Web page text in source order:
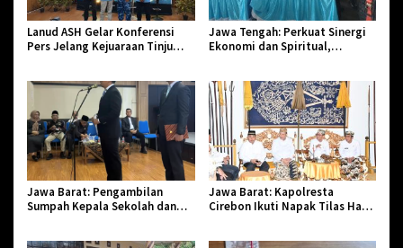
Lanud ASH Gelar Konferensi
Pers Jelang Kejuaraan Tinju
Jawa Tengah: Perkuat Sinergi
Ekonomi dan Spiritual,
Jawa Barat: Pengambilan
Sumpah Kepala Sekolah dan
Jawa Barat: Kapolresta
Cirebon Ikuti Napak Tilas Hari